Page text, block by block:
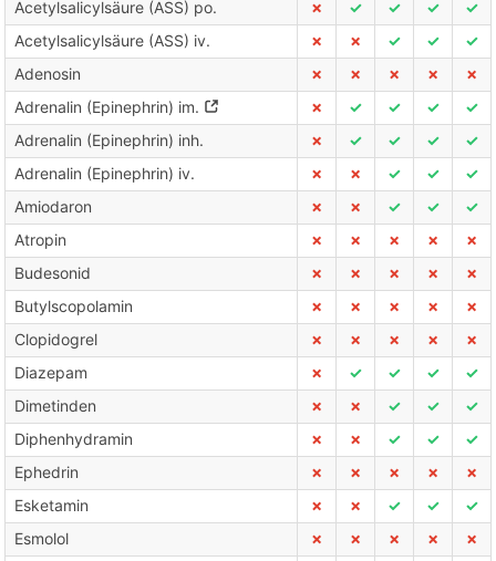
Acetylsalicylsäure (ASS) po.
✗ ✓ ✓ ✓
✓
Acetylsalicylsäure (ASS) iv.
✗ ✗ ✓ ✓
✓
Adenosin
✗ ✗ ✗ ✗
✗
Adrenalin (Epinephrin) im.
✗ ✓ ✓ ✓
✓
Adrenalin (Epinephrin) inh.
✗ ✓ ✓ ✓
✓
Adrenalin (Epinephrin) iv.
✗ ✗ ✓ ✓
✓
Amiodaron
✗ ✗ ✓ ✓
✓
Atropin
✗ ✗ ✗ ✗
✗
Budesonid
✗ ✗ ✗ ✗
✗
Butylscopolamin
✗ ✗ ✗ ✗
✗
Clopidogrel
✗ ✗ ✗ ✗
✗
Diazepam
✗ ✓ ✓ ✓
✓
Dimetinden
✗ ✗ ✓ ✓
✓
Diphenhydramin
✗ ✗ ✓ ✓
✓
Ephedrin
✗ ✗ ✗ ✗
✗
Esketamin
✗ ✗ ✓ ✓
✓
Esmolol
✗ ✗ ✗ ✗
✗